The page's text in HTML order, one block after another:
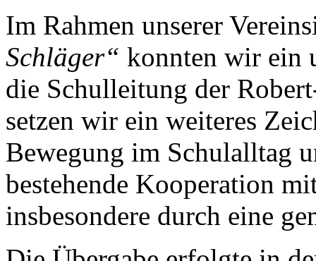
Im Rahmen unserer
Schläger“ konnten wir ein
die Schulleitung der
setzen wir ein weiteres
Bewegung im Schulalltag
bestehende Kooperation
insbesondere durch eine